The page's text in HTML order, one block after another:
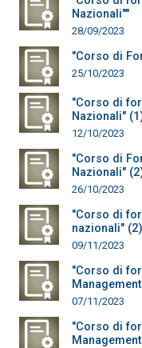
Nazionali""
28/09/2023
"Corso di
25/10/2023
"Corso di
Nazionali"
12/10/2023
"Corso di
Nazionali"
26/10/2023
"Corso di
nazionali"
09/11/2023
"Corso di
07/11/2023
"Corso di